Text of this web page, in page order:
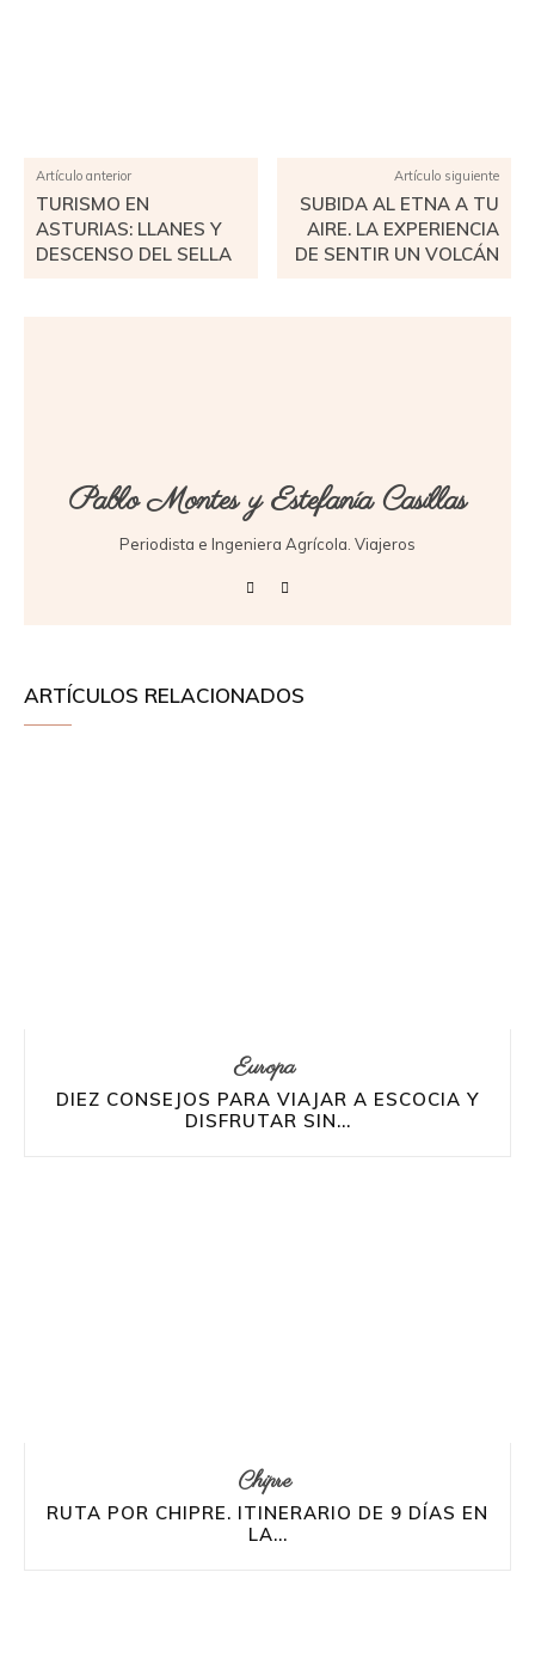
Artículo anterior
TURISMO EN
ASTURIAS: LLANES Y
DESCENSO DEL SELLA
Artículo siguiente
SUBIDA AL ETNA A TU
AIRE. LA EXPERIENCIA
DE SENTIR UN VOLCÁN
Pablo Montes y Estefanía Casillas
Periodista e Ingeniera Agrícola. Viajeros
ARTÍCULOS RELACIONADOS
Europa
DIEZ CONSEJOS PARA VIAJAR A ESCOCIA Y
DISFRUTAR SIN...
Chipre
RUTA POR CHIPRE. ITINERARIO DE 9 DÍAS EN
LA...